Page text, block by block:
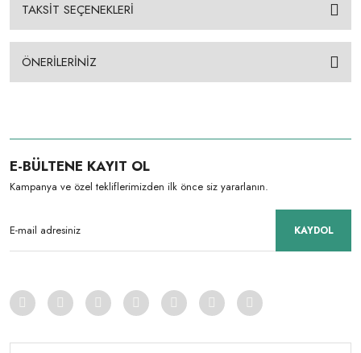
TAKSİT SEÇENEKLERİ
ÖNERİLERİNİZ
E-BÜLTENE KAYIT OL
Kampanya ve özel tekliflerimizden ilk önce siz yararlanın.
KAYDOL